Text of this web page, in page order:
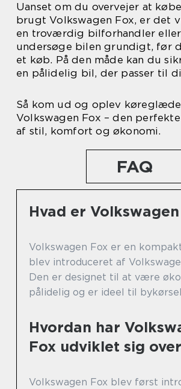
Uanset om du overvejer at
brugt Volkswagen Fox, er det
en troværdig bilforhandler
undersøge bilen grundigt, før
et køb. På den måde kan du
en pålidelig bil, der passer til
Så kom ud og oplev
Volkswagen Fox – den
af stil, komfort og økonomi.
FAQ
Hvad er
Volkswagen Fox er en
blev introduceret af
Den er designet til at være
pålidelig og er ideel til
Hvordan har
Fox udviklet sig
Volkswagen Fox blev først